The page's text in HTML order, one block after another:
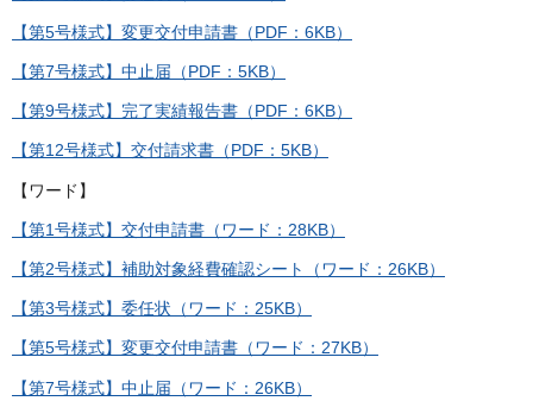
【第5号様式】変更交付申請書（PDF：6KB）
【第7号様式】中止届（PDF：5KB）
【第9号様式】完了実績報告書（PDF：6KB）
【第12号様式】交付請求書（PDF：5KB）
【ワード】
【第1号様式】交付申請書（ワード：28KB）
【第2号様式】補助対象経費確認シート（ワード：26KB）
【第3号様式】委任状（ワード：25KB）
【第5号様式】変更交付申請書（ワード：27KB）
【第7号様式】中止届（ワード：26KB）